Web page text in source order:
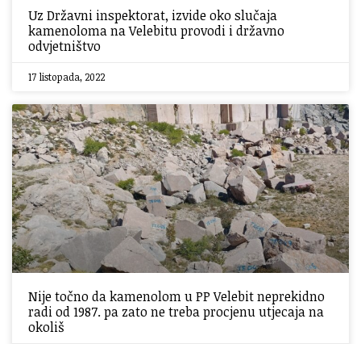
Uz Državni inspektorat, izvide oko slučaja
kamenoloma na Velebitu provodi i državno
odvjetništvo
17 listopada, 2022
Nije točno da kamenolom u PP Velebit neprekidno
radi od 1987. pa zato ne treba procjenu utjecaja na
okoliš